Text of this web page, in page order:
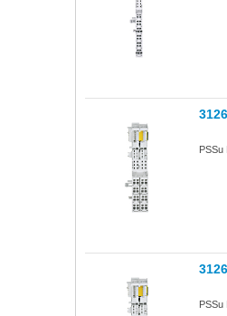
PSSu
PSSu